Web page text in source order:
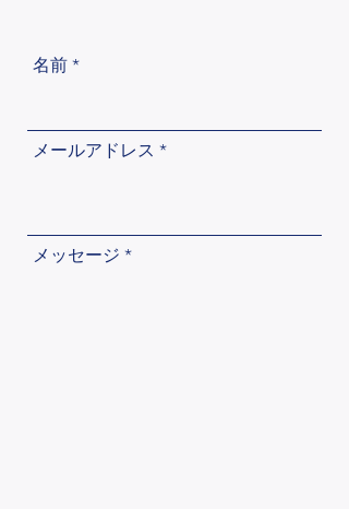
名前
メールアドレス
メッセージ